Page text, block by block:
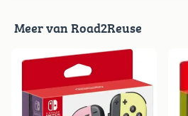
Meer van Road2Reuse